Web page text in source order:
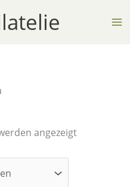
angezeigtNach